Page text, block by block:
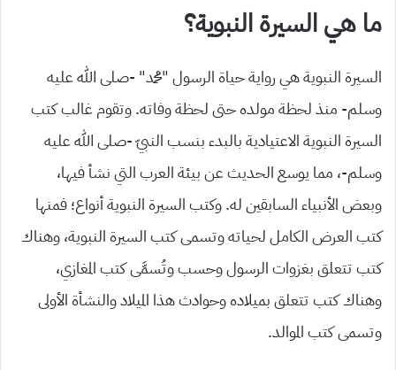
ما هي السيرة النبوية؟
السيرة النبوية هي رواية حياة الرسول “محمد” -صلى الله عليه
وسلم- منذ لحظة مولده حتى لحظة وفاته. وتقوم غالب كتب
السيرة النبوية الاعتيادية بالبدء بنسب النبيّ -صلى الله عليه
وسلم-، مما يوسع الحديث عن بيئة العرب التي نشأ فيها،
وبعض الأنبياء السابقين له. وكتب السيرة النبوية أنواع؛ فمنها
كتب العرض الكامل لحياته وتسمى كتب السيرة النبوية، وهناك
كتب تتعلق بغزوات الرسول وحسب وتُسمَّى كتب المغازي،
وهناك كتب تتعلق بميلاده وحوادث هذا الميلاد والنشأة الأولى
وتسمى كتب الموالد.